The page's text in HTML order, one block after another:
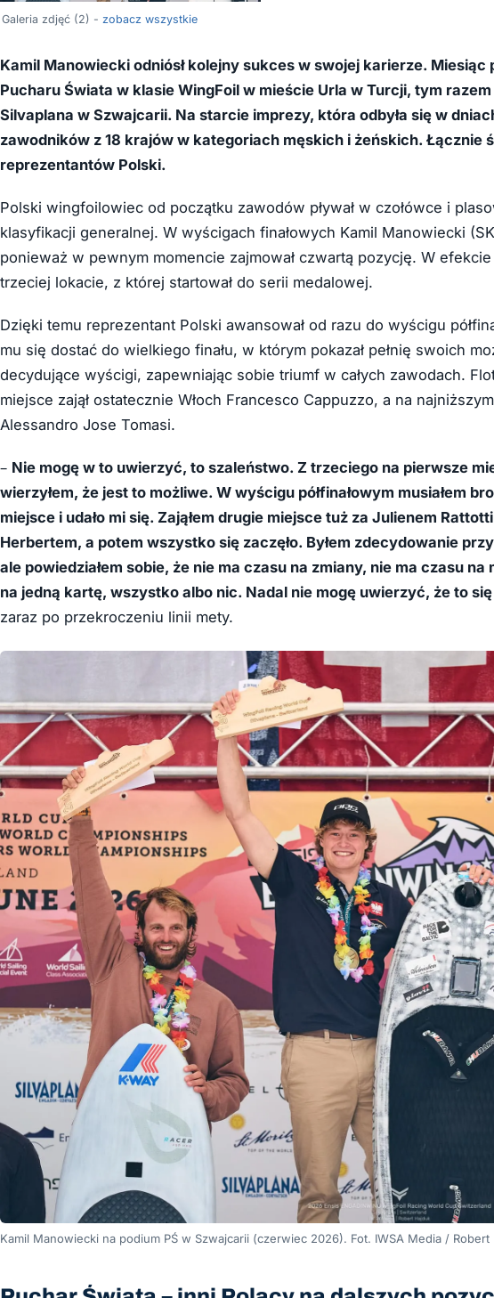
Galeria zdjęć (2) - zobacz wszystkie
Kamil Manowiecki odniósł kolejny sukces w swojej karierze.
Pucharu Świata w klasie WingFoil w mieście Urla w Turcji, tym
Silvaplana w Szwajcarii. Na starcie imprezy, która odbyła się w
zawodników z 18 krajów w kategoriach męskich i żeńskich. Łącznie
reprezentantów Polski.
Polski wingfoilowiec od początku zawodów pływał w czołówce i
klasyfikacji generalnej. W wyścigach finałowych Kamil Manowiecki
ponieważ w pewnym momencie zajmował czwartą pozycję. W
trzeciej lokacie, z której startował do serii medalowej.
Dzięki temu reprezentant Polski awansował od razu do wyścigu
mu się dostać do wielkiego finału, w którym pokazał pełnię swoich
decydujące wyścigi, zapewniając sobie triumf w całych zawodach.
miejsce zajął ostatecznie Włoch Francesco Cappuzzo, a na
Alessandro Jose Tomasi.
– Nie mogę w to uwierzyć, to szaleństwo. Z trzeciego na pierwsze
wierzyłem, że jest to możliwe. W wyścigu półfinałowym musiałem
miejsce i udało mi się. Zająłem drugie miejsce tuż za Julienem
Herbertem, a potem wszystko się zaczęło. Byłem zdecydowanie
ale powiedziałem sobie, że nie ma czasu na zmiany, nie ma czasu
na jedną kartę, wszystko albo nic. Nadal nie mogę uwierzyć, że to
zaraz po przekroczeniu linii mety.
Kamil Manowiecki na podium PŚ w Szwajcarii (czerwiec 2026). Fot. IWSA Media / Robert